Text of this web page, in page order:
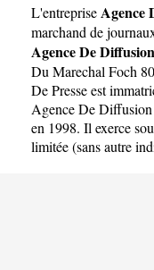
L'entrepriseAgence
marchand de
Agence De
Du Marechal Foch
De Presse est
Agence De Diffusion
en 1998. Il exerce
limitée (sans autre